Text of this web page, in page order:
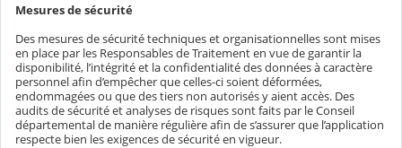
Mesures de sécurité
Des mesures de sécurité techniques et organisationnelles sont mises
en place par les Responsables de Traitement en vue de garantir la
disponibilité, l’intégrité et la confidentialité des données à caractère
personnel afin d’empêcher que celles-ci soient déformées,
endommagées ou que des tiers non autorisés y aient accès. Des
audits de sécurité et analyses de risques sont faits par le Conseil
départemental de manière régulière afin de s’assurer que l’application
respecte bien les exigences de sécurité en vigueur.